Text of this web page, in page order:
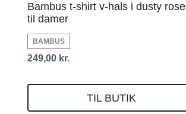
Bambus t-shirt v-hals i dusty rose
til damer
BAMBUS
249,00 kr.
TIL BUTIK